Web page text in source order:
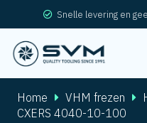
Snelle levering en
Home VHM frezen
CXERS 4040-10-100